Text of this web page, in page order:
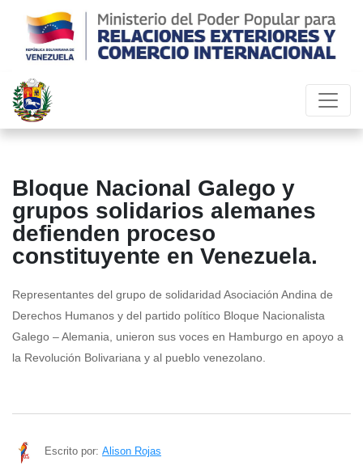
Bloque Nacional Galego y
grupos solidarios alemanes
defienden proceso
constituyente en Venezuela.
Representantes del grupo de solidaridad Asociación Andina de
Derechos Humanos y del partido político Bloque Nacionalista
Galego – Alemania, unieron sus voces en Hamburgo en apoyo a
la Revolución Bolivariana y al pueblo venezolano.
Escrito por: Alison Rojas